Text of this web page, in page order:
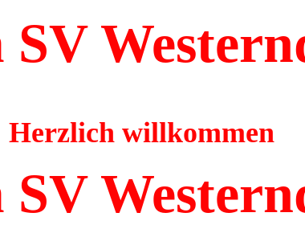
SV
Herzlich willkommen
SV